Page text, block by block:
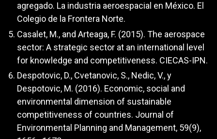
agregado. La industria aeroespacial en México. El
Colegio de la Frontera Norte.
Casalet, M., and Arteaga, F. (2015). The aerospace
sector: A strategic sector at an international level
for knowledge and competitiveness. CIECAS-IPN.
Despotovic, D., Cvetanovic, S., Nedic, V., y
Despotovic, M. (2016). Economic, social and
environmental dimension of sustainable
competitiveness of countries. Journal of
Environmental Planning and Management, 59(9),